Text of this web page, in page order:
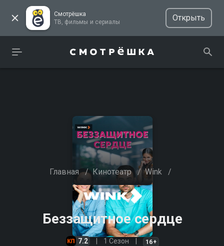
Смотрёшка
ТВ, фильмы и сериалы
Открыть
Главная / Кинотеатр / Wink /
Беззащитное сердце
7.2 1 Сезон 16+